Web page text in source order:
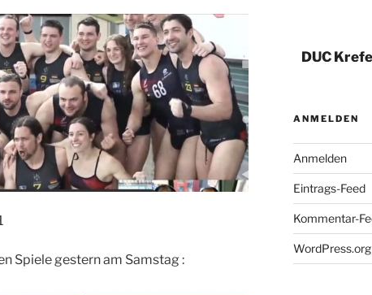
Spiele gestern am Samstag :
DUC
Deutscher
Euro
Schweden
ANMELDEN
Anmelden
Eintrags-Feed
Kommentar-
WordPress.org